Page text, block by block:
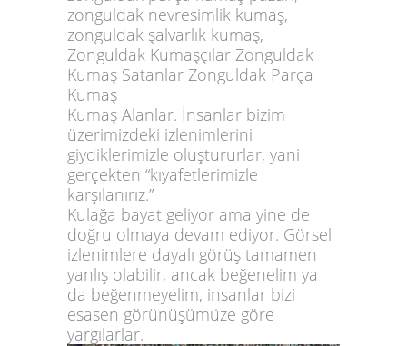
zonguldak nevresimlik kumaş,
zonguldak şalvarlık kumaş,
Zonguldak Kumaşçılar Zonguldak
Kumaş Satanlar Zonguldak Parça
Kumaş
Kumaş Alanlar. İnsanlar bizim
üzerimizdeki izlenimlerini
giydiklerimizle oluştururlar, yani
gerçekten “kıyafetlerimizle
karşılanırız.”
Kulağa bayat geliyor ama yine de
doğru olmaya devam ediyor. Görsel
izlenimlere dayalı görüş tamamen
yanlış olabilir, ancak beğenelim ya
da beğenmeyelim, insanlar bizi
esasen görünüşümüze göre
yargılarlar.